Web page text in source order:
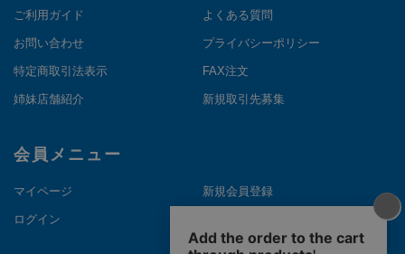
ご利用ガイド よくある質問
お問い合わせ プライバシーポリシー
特定商取引法表示 FAX注文
姉妹店舗紹介 新規取引先募集
会員メニュー
マイページ 新規会員登録
ログイン